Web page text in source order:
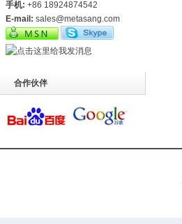
手机: +86 18924874542
E-mail: sales@metasang.com
合作伙伴